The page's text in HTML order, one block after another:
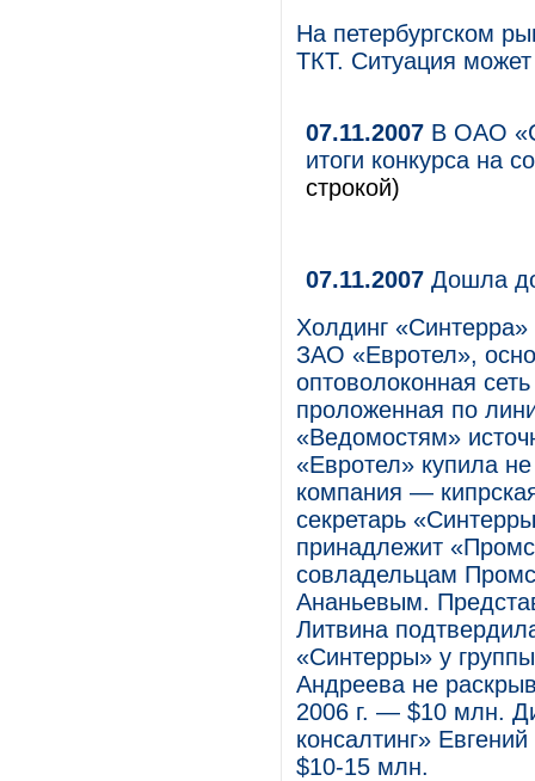
На петербургском
ТКТ. Ситуация может
07.11.2007 В ОАО
итоги конкурса на
строкой)
07.11.2007 Дошла
Холдинг «Синтерра»
ЗАО «Евротел»,
оптоволоконная
проложенная по
«Ведомостям»
«Евротел» купила
компания —
секретарь
принадлежит
совладельцам
Ананьевым.
Литвина
«Синтерры» у
Андреева не
2006 г. — $10 млн.
консалтинг»
$10-15 млн.